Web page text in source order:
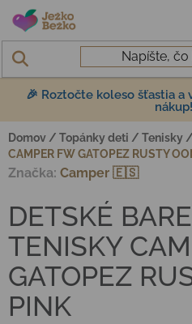
Prejsť na obsah
🎉 Roztočte koleso šťastia a
nákup!
Domov / Topánky deti / Tenisky /
CAMPER FW GATOPEZ RUSTY
DETSKÉ
TENISKY
GATOPEZ
PINK
Značka: Camper 🇪🇸